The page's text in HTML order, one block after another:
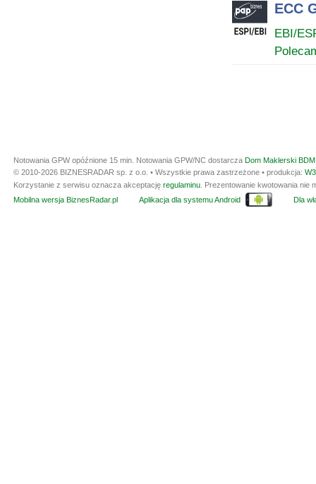
ECC
EBI/
Notowania GPW opóźnione 15 min. Notowania GPW/NC dostarcza Dom Maklerski
© 2010-2026 BIZNESRADAR sp. z o.o. • Wszystkie prawa zastrzeżone • produkcja:
Korzystanie z serwisu oznacza akceptację regulaminu . Prezentowanie kwotowania
Mobilna wersja BiznesRadar.pl
Aplikacja dla systemu Android Dla